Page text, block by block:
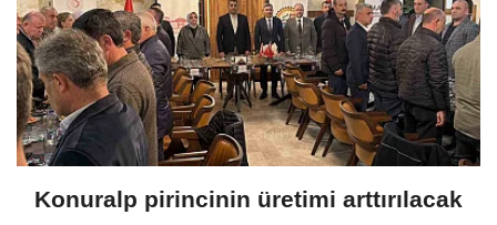
Konuralp pirincinin üretimi arttırılacak